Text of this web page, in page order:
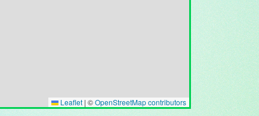
Leaflet | ©OpenStreetMap contributors